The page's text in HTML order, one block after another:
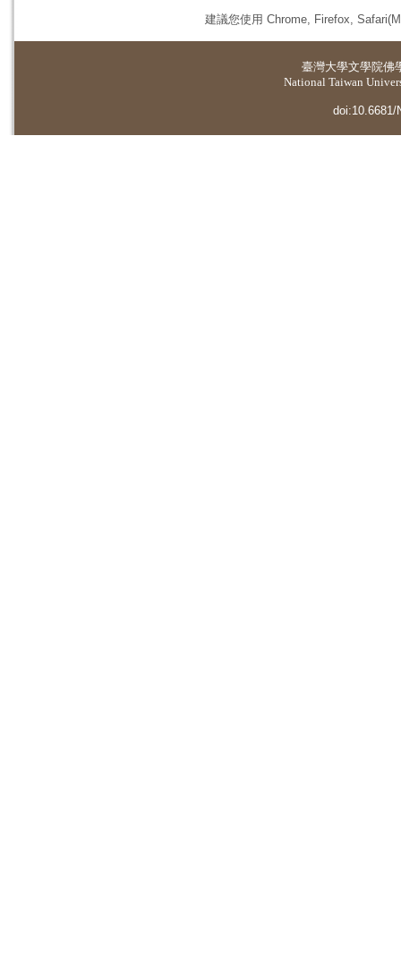
建議您使用 Chrome, Firefox,
臺灣大學文學院佛
National Taiwan
doi:10.6681/